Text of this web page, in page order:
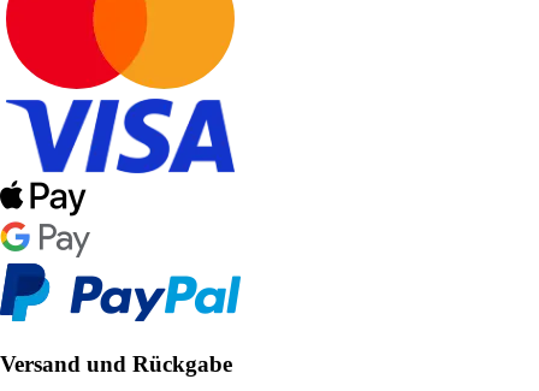
Versand und Rückgabe